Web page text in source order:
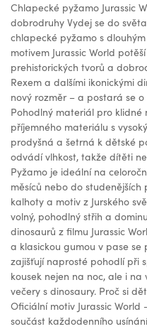
Chlapecké pyžamo Jurassic
dobrodruhy Vydej se do
chlapecké pyžamo s
motivem Jurassic World
prehistorických tvorů a
Rexem a dalšími ikonickými
nový rozměr – a postará se
Pohodlný materiál pro klidné
příjemného materiálu s
prodyšná a šetrná k dětské
odvádí vlhkost, takže dítěti
Pyžamo je ideální na
měsíců nebo do studenějších
kalhoty a motiv z Jurského
volný, pohodlný střih a
dinosaurů z filmu Jurassic
a klasickou gumou v pase
zajišťují naprosté pohodlí při
kousek nejen na noc, ale i
večery s dinosaury. Proč si
Oficiální motiv Jurassic
součást každodenního